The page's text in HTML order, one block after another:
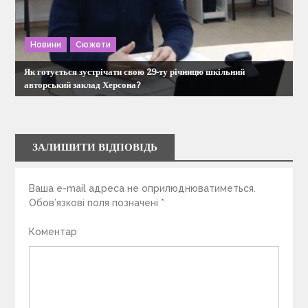
Новини Сюжети
Як готується зустрічати свою 29-ту річницю шкільний
авторський заклад Херсона?
ЗАЛИШИТИ ВІДПОВІДЬ
Ваша e-mail адреса не оприлюднюватиметься.
Обов’язкові поля позначені *
Коментар